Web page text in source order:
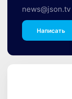
news@json.tv
Написать